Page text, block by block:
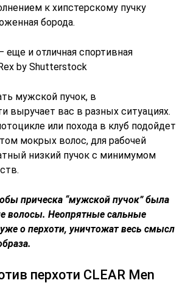
к хипстерскому пучку
борода.
еще и отличная спортивная
by Shutterstock
мужской пучок, в
выручает вас в разных ситуациях.
или похода в клуб подойдет
мокрых волос, для рабочей
низкий пучок с минимумом
прическа “мужской пучок” была
волосы. Неопрятные сальные
о перхоти, уничтожат весь смысл
перхоти CLEAR Men